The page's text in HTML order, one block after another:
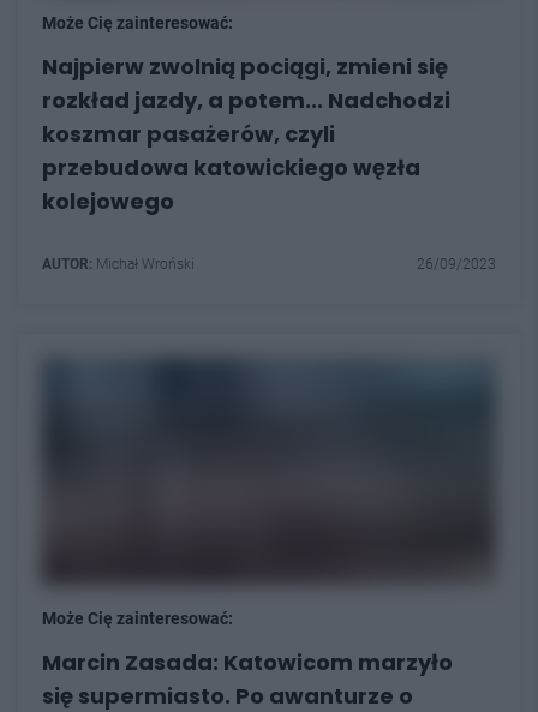
Może Cię zainteresować:
Najpierw zwolnią pociągi, zmieni się
rozkład jazdy, a potem... Nadchodzi
koszmar pasażerów, czyli
przebudowa katowickiego węzła
kolejowego
AUTOR: Michał Wroński 26/09/2023
Może Cię zainteresować:
Marcin Zasada: Katowicom marzyło
się supermiasto. Po awanturze o